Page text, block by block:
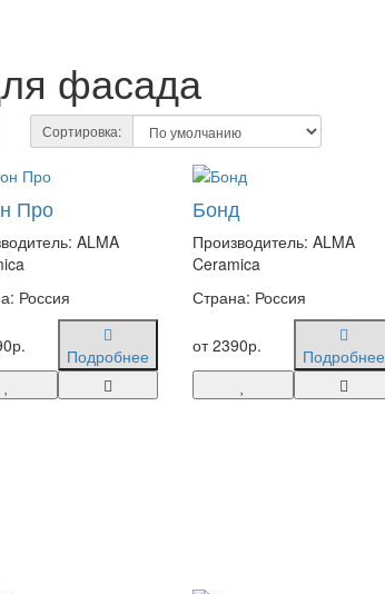
фасада
Сортировка:
Про
ALMA
Россия
Подробнее
Бонд
Производитель: ALMA
Ceramica
Страна: Россия
от 2390р. Подробнее